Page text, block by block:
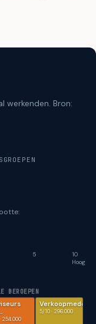
werkenden. Bron:
5
10
Hoog
BEROEPEN
254.000
Verkoopmede…
5/10 · 296.000